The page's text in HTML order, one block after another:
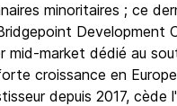
minoritaires ; ce
Development
mid-market dédié au
croissance en
depuis 2017, cède